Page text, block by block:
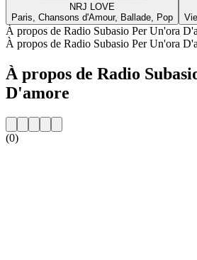
NRJ LOVE
Paris, Chansons d'Amour, Ballade, Pop
À propos de Radio Subasio Per Un'ora
À propos de Radio Subasio Per Un'ora
À propos de Radio
D'amore
(0)